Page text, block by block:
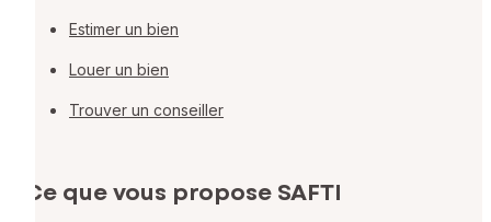
Estimer un bien
Louer un bien
Trouver un conseiller
Ce que vous propose SAFTI